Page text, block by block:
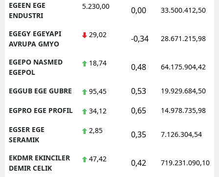
EGEEN EGE
ENDUSTRI
5.230,00 0,00 33.500.412,50
EGEGY EGEYAPI
AVRUPA GMYO
29,02 -0,34 28.671.215,98
EGEPO NASMED
EGEPOL
18,74 0,48 64.175.904,42
EGGUB EGE GUBRE 95,45 0,53 19.929.684,50
EGPRO EGE PROFIL 34,12 0,65 14.978.735,98
EGSER EGE
SERAMIK
2,85 0,35 7.126.304,54
EKDMR EKINCILER
DEMIR CELIK
47,42 0,42 719.231.090,10